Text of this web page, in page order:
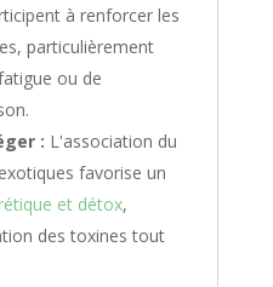
à renforcer les
particulièrement
ou de
: L'association du
favorise un
et détox,
des toxines tout